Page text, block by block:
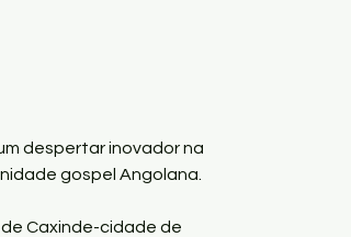
despertar inovador na
gospel Angolana.
Caxinde-cidade de